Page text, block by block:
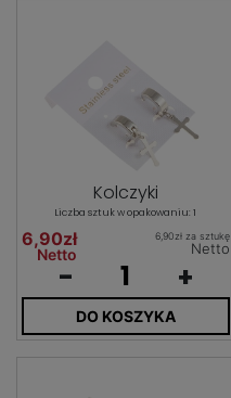
Kolczyki
Liczba sztuk w opakowaniu: 1
6,90zł
Netto
6,90zł za sztukę
Netto
- +
DO KOSZYKA